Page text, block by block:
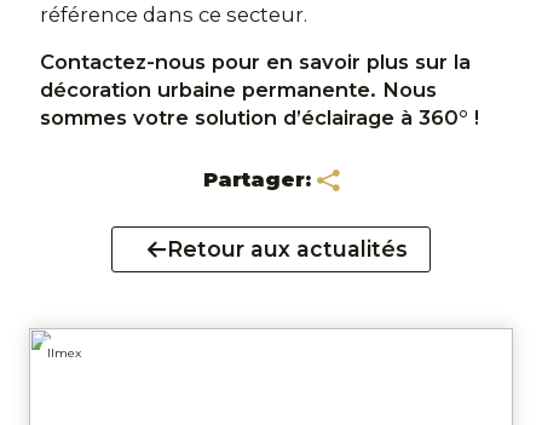
référence dans ce secteur.
Contactez-nous pour en savoir plus sur la
décoration urbaine permanente. Nous
sommes votre solution d’éclairage à 360° !
Partager:
Retour aux actualités
Ilmex